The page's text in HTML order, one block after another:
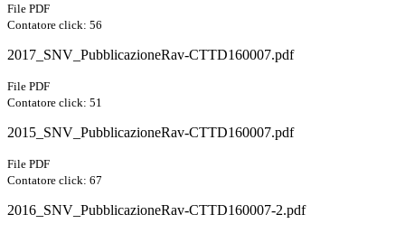
File PDF
Contatore click: 56
2017_SNV_PubblicazioneRav-CTTD160007.pdf
File PDF
Contatore click: 51
2015_SNV_PubblicazioneRav-CTTD160007.pdf
File PDF
Contatore click: 67
2016_SNV_PubblicazioneRav-CTTD160007-2.pdf